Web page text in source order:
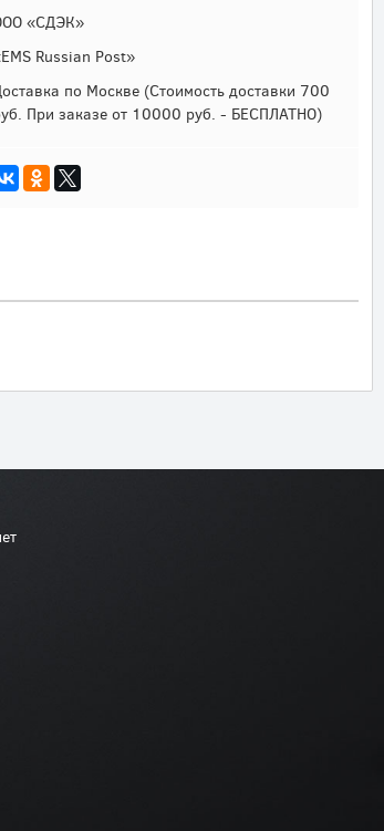
«СДЭК»
Russian Post»
по Москве (Стоимость доставки 700
При заказе от 10000 руб. - БЕСПЛАТНО)